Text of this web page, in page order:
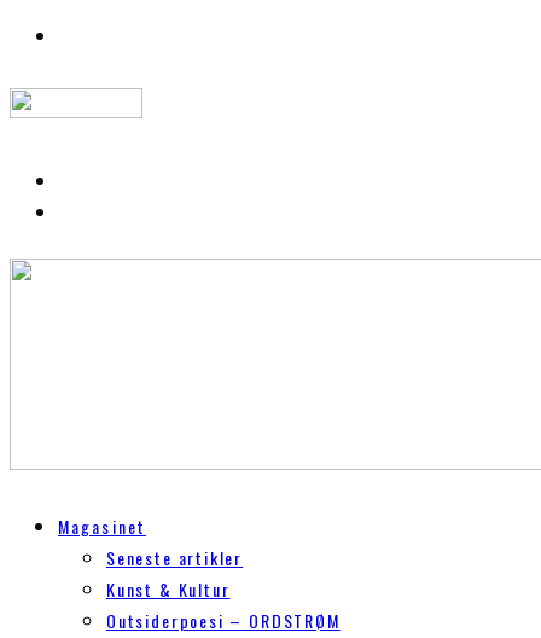
Magasinet
Seneste artikler
Kunst & Kultur
Outsiderpoesi – ORDSTRØM